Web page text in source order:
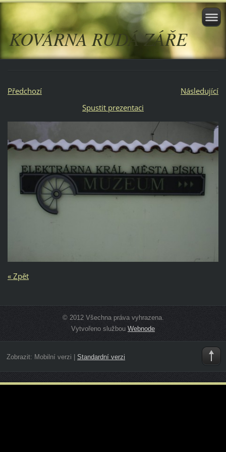
KOVÁRNA RUDÁ ZÁŘE
Předchozí
Následující
Spustit prezentaci
« Zpět
© 2012 Všechna práva vyhrazena.
Vytvořeno službou Webnode
Zobrazit: Mobilní verzi Standardní verzi